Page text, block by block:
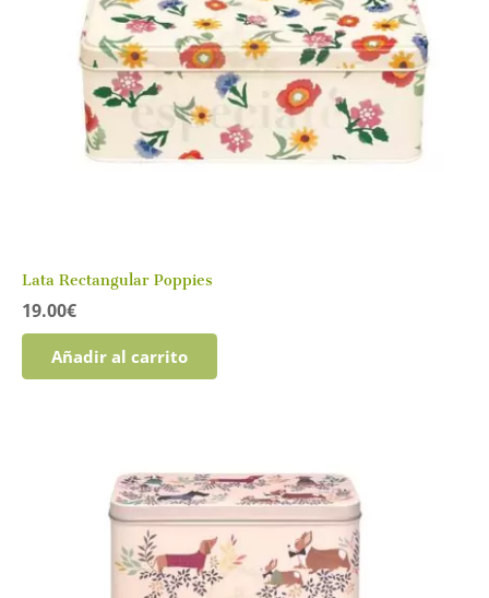
Lata Rectangular Poppies
19.00€
Añadir al carrito